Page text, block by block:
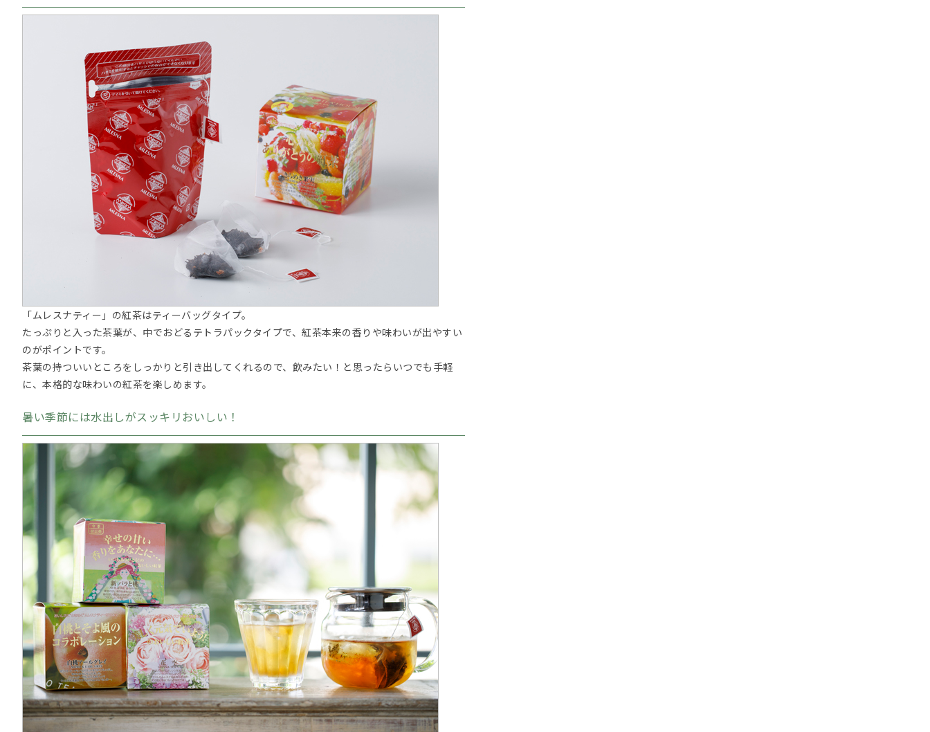
「ムレスナティー」の紅茶はティーバッグタイプ。
たっぷりと入った茶葉が、中でおどるテトラパックタイプで、紅茶本来の香りや味わいが出やすい
のがポイントです。
茶葉の持ついいところをしっかりと引き出してくれるので、飲みたい！と思ったらいつでも手軽
に、本格的な味わいの紅茶を楽しめます。
暑い季節には水出しがスッキリおいしい！